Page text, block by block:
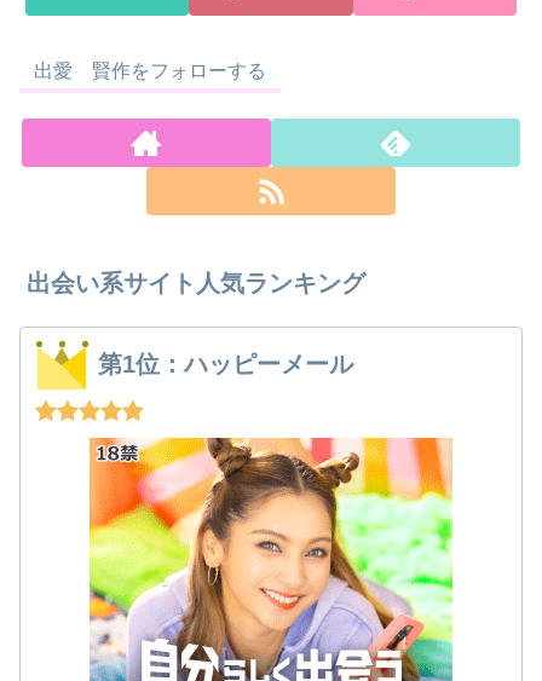
出愛 賢作をフォローする
出会い系サイト人気ランキング
第1位：ハッピーメール